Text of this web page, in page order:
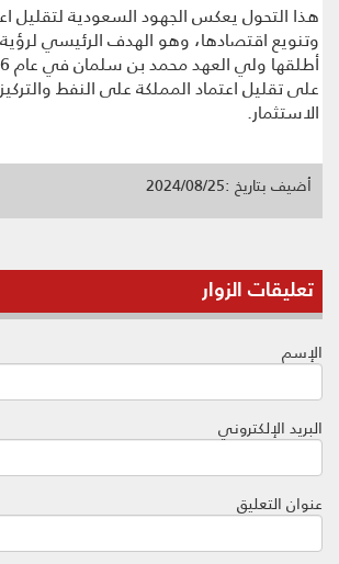
هذا التحول يعكس الجهود السعودية لتقليل
على تقليل اعتماد المملكة على النفط
الاستثمار.
أضيف بتاريخ :2024/08/25
تعليقات الزوار
الإسم
البريد الإلكتروني
عنوان التعليق